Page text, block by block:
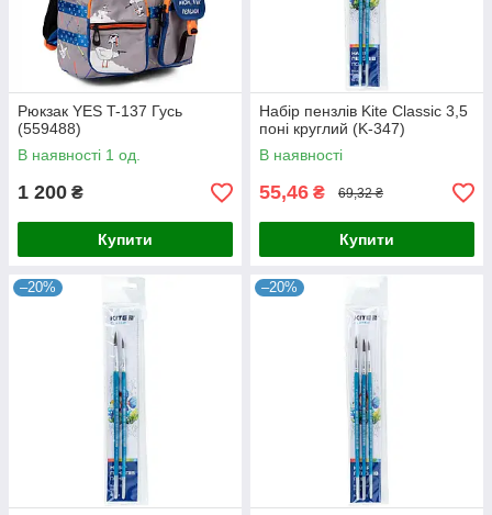
Рюкзак YES T-137 Гусь
(559488)
В наявності 1 од.
1 200 ₴
Купити
Набір пензлів Kite Classic 3,5
поні круглий (K-347)
В наявності
55,46 ₴ 69,32 ₴
Купити
–20% –20%